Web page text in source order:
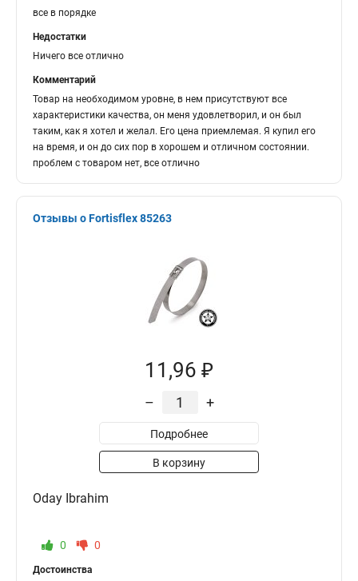
все в порядке
Недостатки
Ничего все отлично
Комментарий
Товар на необходимом уровне, в нем присутствуют все
характеристики качества, он меня удовлетворил, и он был
таким, как я хотел и желал. Его цена приемлемая. Я купил его
на время, и он до сих пор в хорошем и отличном состоянии.
проблем с товаром нет, все отлично
Отзывы о Fortisflex 85263
11,96 ₽
– +
Подробнее
В корзину
Oday Ibrahim
0 0
Достоинства